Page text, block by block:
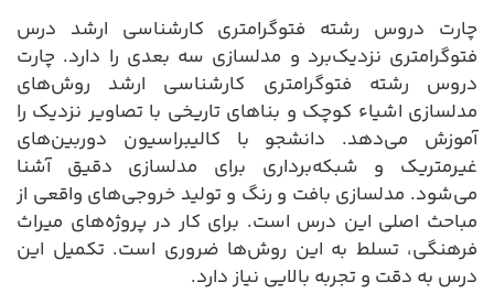
چارت دروس رشته فتوگرامتری کارشناسی ارشد درس
فتوگرامتری نزدیک‌برد و مدلسازی سه بعدی را دارد. چارت
دروس رشته فتوگرامتری کارشناسی ارشد روش‌های
مدلسازی اشیاء کوچک و بناهای تاریخی با تصاویر نزدیک را
آموزش می‌دهد. دانشجو با کالیبراسیون دوربین‌های
غیرمتریک و شبکه‌برداری برای مدلسازی دقیق آشنا
می‌شود. مدلسازی بافت و رنگ و تولید خروجی‌های واقعی از
مباحث اصلی این درس است. برای کار در پروژه‌های میراث
فرهنگی، تسلط به این روش‌ها ضروری است. تکمیل این
درس به دقت و تجربه بالایی نیاز دارد.